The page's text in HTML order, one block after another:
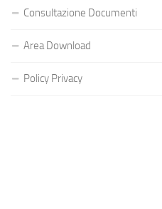
Consultazione Documenti
Area Download
Policy Privacy